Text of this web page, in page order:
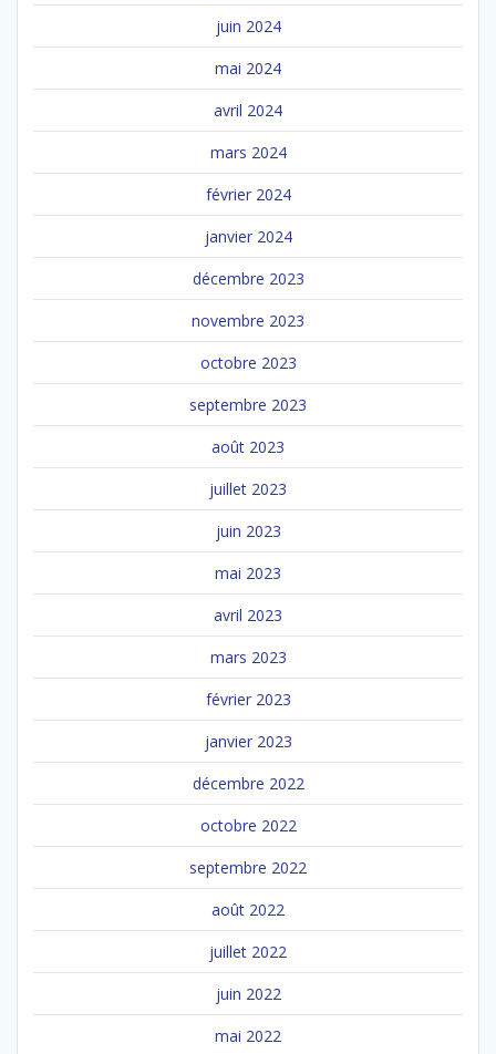
juin 2024
mai 2024
avril 2024
mars 2024
février 2024
janvier 2024
décembre 2023
novembre 2023
octobre 2023
septembre 2023
août 2023
juillet 2023
juin 2023
mai 2023
avril 2023
mars 2023
février 2023
janvier 2023
décembre 2022
octobre 2022
septembre 2022
août 2022
juillet 2022
juin 2022
mai 2022